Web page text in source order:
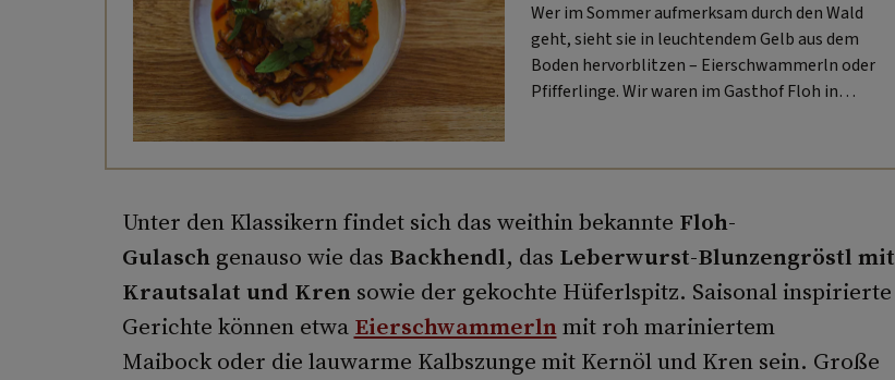
Wer im Sommer aufmerksam durch den Wald
geht, sieht sie in leuchtendem Gelb aus dem
Boden hervorblitzen – Eierschwammerln oder
Pfifferlinge. Wir waren im Gasthof Floh in
Unter den Klassikern findet sich das weithin bekannte Floh-
Gulaschgenauso wie das Backhendl, das Leberwurst-Blunzengröstl mit
Krautsalat und Krensowie der gekochte Hüferlspitz. Saisonal inspirierte
Gerichte können etwa Eierschwammerlnmit roh mariniertem
Maibock oder die lauwarme Kalbszunge mit Kernöl und Kren sein. Große